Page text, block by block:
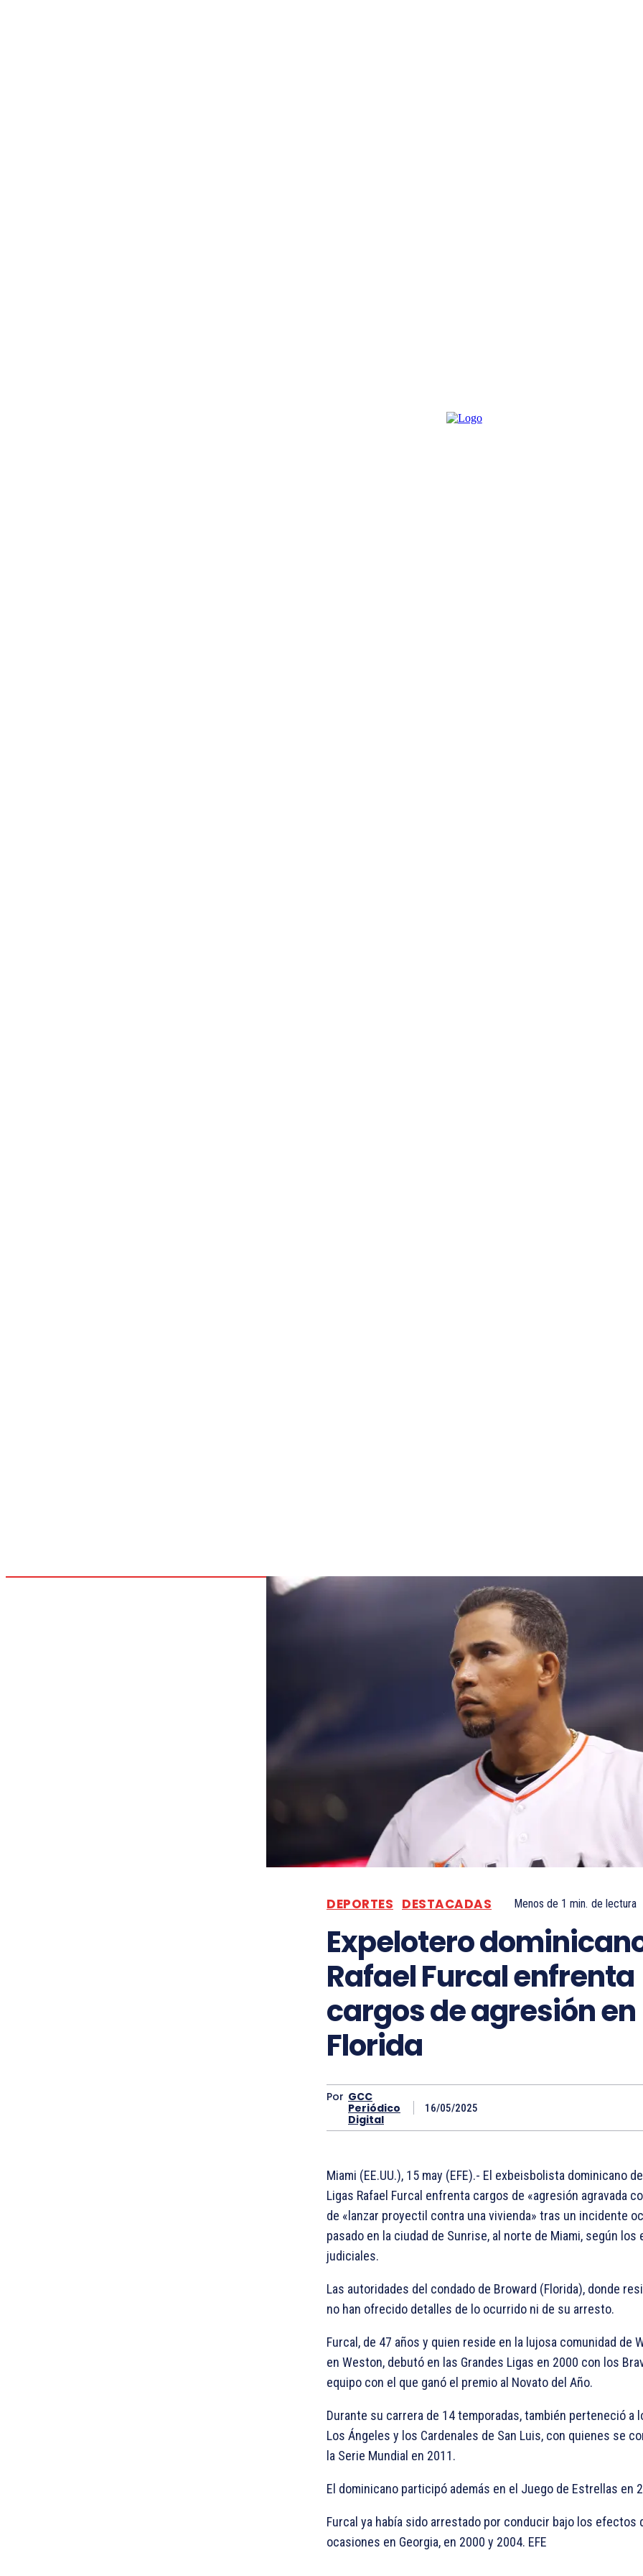
DEPORTES DESTACADAS Menos de 1 min. de lectura
Expelotero
Rafael Furcal enfrenta
cargos de agresión en
Florida
Por GCC
Periódico
Digital
16/05/2025
Miami (EE.UU.), 15 may (EFE).- El exbeisbolista dominicano
Ligas Rafael Furcal enfrenta cargos de «agresión agravada
de «lanzar proyectil contra una vivienda» tras un incidente
pasado en la ciudad de Sunrise, al norte de Miami, según los
judiciales.
Las autoridades del condado de Broward (Florida), donde
no han ofrecido detalles de lo ocurrido ni de su arresto.
Furcal, de 47 años y quien reside en la lujosa comunidad de
en Weston, debutó en las Grandes Ligas en 2000 con los
equipo con el que ganó el premio al Novato del Año.
Durante su carrera de 14 temporadas, también perteneció a
Los Ángeles y los Cardenales de San Luis, con quienes se
la Serie Mundial en 2011.
El dominicano participó además en el Juego de Estrellas en
Furcal ya había sido arrestado por conducir bajo los efectos
ocasiones en Georgia, en 2000 y 2004. EFE